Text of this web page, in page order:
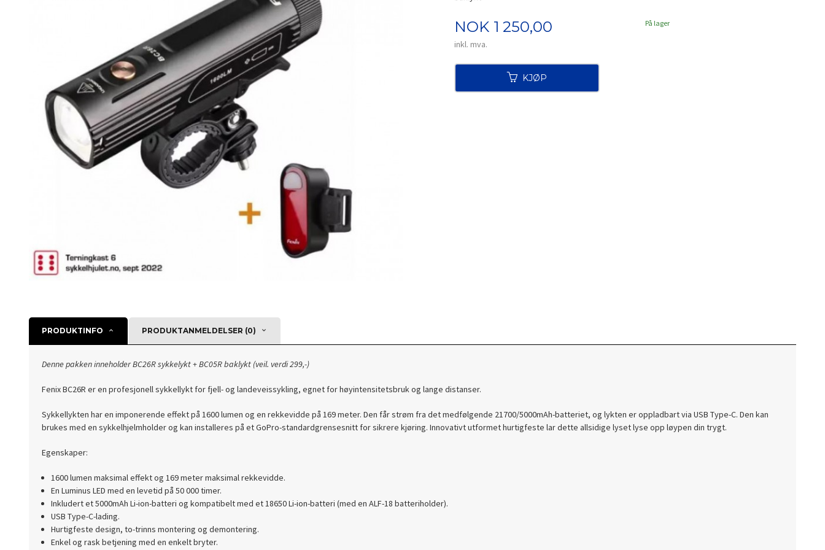
Pris
NOK 1 250,00
inkl. mva.
På lager
KJØP
PRODUKTINFO PRODUKTANMELDELSER (0)
Denne pakken inneholder BC26R sykkelykt + BC05R baklykt (veil. verdi 299,-)
Fenix BC26R er en profesjonell sykkellykt for fjell- og landeveissykling, egnet for høyintensitetsbruk og lange distanser.
Sykkellykten har en imponerende effekt på 1600 lumen og en rekkevidde på 169 meter. Den får strøm fra det medfølgende 21700/5000mAh-batteriet, og lykten er oppladbart via USB Type-C. Den kan
brukes med en sykkelhjelmholder og kan installeres på et GoPro-standardgrensesnitt for sikrere kjøring. Innovativt utformet hurtigfeste lar dette allsidige lyset lyse opp løypen din trygt.
Egenskaper:
1600 lumen maksimal effekt og 169 meter maksimal rekkevidde.
En Luminus LED med en levetid på 50 000 timer.
Inkludert et 5000mAh Li-ion-batteri og kompatibelt med et 18650 Li-ion-batteri (med en ALF-18 batteriholder).
USB Type-C-lading.
Hurtigfeste design, to-trinns montering og demontering.
Enkel og rask betjening med en enkelt bryter.